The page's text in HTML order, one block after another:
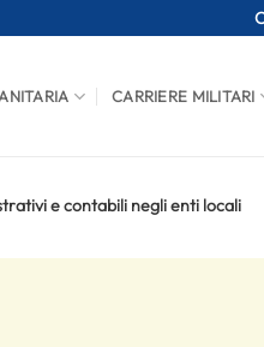
CARRIERE MILITARI
e contabili negli enti locali